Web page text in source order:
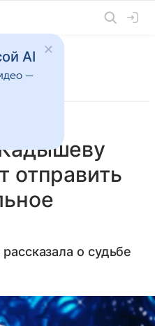
жизнь
отправить
о судьбе
AI
—